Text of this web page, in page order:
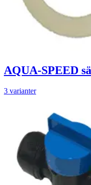
AQUA-SPEED
3 varianter